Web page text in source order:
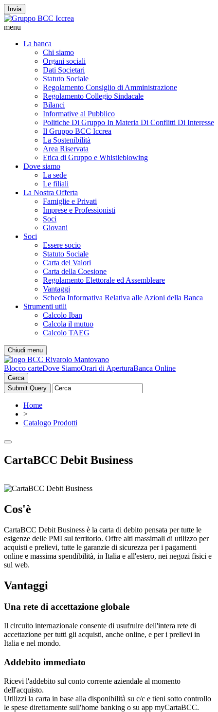
Invia
menu
La banca
Chi siamo
Organi sociali
Dati Societari
Statuto Sociale
Regolamento Consiglio di Amministrazione
Regolamento Collegio Sindacale
Bilanci
Informative al Pubblico
Politiche Di Gruppo In Materia Di Conflitti Di Interesse
Il Gruppo BCC Iccrea
La Sostenibilità
Area Riservata
Etica di Gruppo e Whistleblowing
Dove siamo
La sede
Le filiali
La Nostra Offerta
Famiglie e Privati
Imprese e Professionisti
Soci
Giovani
Soci
Essere socio
Statuto Sociale
Carta dei Valori
Carta della Coesione
Regolamento Elettorale ed Assembleare
Vantaggi
Scheda Informativa Relativa alle Azioni della Banca
Strumenti utili
Calcolo Iban
Calcola il mutuo
Calcolo TAEG
Chiudi menu
Blocco carteDove SiamoOrari di AperturaBanca Online
Cerca
Home
>
Catalogo Prodotti
CartaBCC Debit Business
Cos'è
CartaBCC Debit Business è la carta di debito pensata per tutte le
esigenze delle PMI sul territorio. Offre alti massimali di utilizzo per
acquisti e prelievi, tutte le garanzie di sicurezza per i pagamenti
online e massima spendibilità, in Italia e all'estero, nei negozi fisici e
sul web.
Vantaggi
Una rete di accettazione globale
Il circuito internazionale consente di usufruire dell'intera rete di
accettazione per tutti gli acquisti, anche online, e per i prelievi in
Italia e nel mondo.
Addebito immediato
Ricevi l'addebito sul conto corrente aziendale al momento
dell'acquisto.
Utilizzi la carta in base alla disponibilità su c/c e tieni sotto controllo
le spese direttamente sull'home banking o su app myCartaBCC.